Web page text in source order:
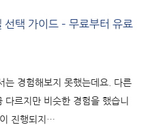
택 가이드 – 무료부터 유료
는 경험해보지 못했는데요. 다른
르지만 비슷한 경험을 했습니
진행되지…